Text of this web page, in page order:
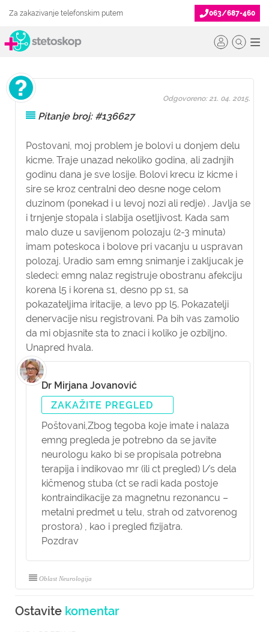
Za zakazivanje telefonskim putem 063/687-460
Pitanje broj: #136627
Postovani, moj problem je bolovi u donjem delu
kicme. Traje unazad nekoliko godina, ali zadnjih
godinu dana je sve losije. Bolovi krecu iz kicme i
sire se kroz centralni deo desne noge celom
duzinom (ponekad i u levoj nozi ali redje) . Javlja se
i trnjenje stopala i slabija osetljivost. Kada sam
malo duze u savijenom polozaju (2-3 minuta)
imam poteskoca i bolove pri vacanju u uspravan
polozaj. Uradio sam emng snimanje i zakljucak je
sledeci: emng nalaz registruje obostranu afekciju
korena l5 i korena s1, desno pp s1, sa
pokazateljima iritacije, a levo pp l5. Pokazatelji
denervacije nisu registrovani. Pa bih vas zamolio
da mi objasnite sta to znaci i koliko je ozbiljno.
Unapred hvala.
Odgovoreno: 21. 04. 2015.
Dr Mirjana Jovanović
ZAKAŽITE PREGLED
Poštovani,Zbog tegoba koje imate i nalaza
emng pregleda je potrebno da se javite
neurologu kako bi se propisala potrebna
terapija i indikovao mr (ili ct pregled) l/s dela
kičmenog stuba (ct se radi kada postoje
kontraindikacije za magnetnu rezonancu –
metalni predmet u telu, strah od zatvorenog
prostora) , kao i pregled fizijatra.
Pozdrav
Oblast Neurologija
Ostavite komentar